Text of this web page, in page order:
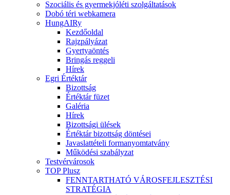
Szociális és gyermekjóléti szolgáltatások
Dobó téri webkamera
HungAIRy
Kezdőoldal
Rajzpályázat
Gyertyaöntés
Bringás reggeli
Hírek
Egri Értéktár
Bizottság
Értéktár füzet
Galéria
Hírek
Bizottsági ülések
Értéktár bizottság döntései
Javaslattételi formanyomtatvány
Működési szabályzat
Testvérvárosok
TOP Plusz
FENNTARTHATÓ VÁROSFEJLESZTÉSI
STRATÉGIA